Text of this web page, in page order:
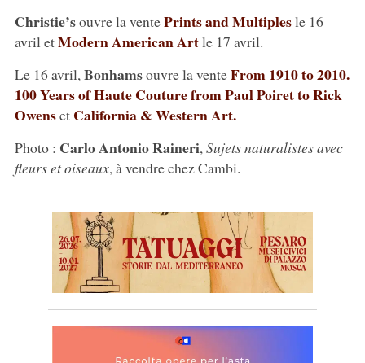
Christie’souvre la ventePrints and Multiplesle 16
avril etModern American Artle 17 avril.
Le 16 avril, Bonhamsouvre la venteFrom 1910 to 2010.
100 Years of Haute Couture from Paul Poiret to Rick
Owenset California & Western Art.
Photo : Carlo Antonio Raineri, Sujets naturalistes avec
fleurs et oiseaux, à vendre chez Cambi.